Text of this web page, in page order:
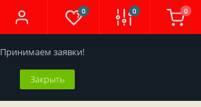
Принимаем заявки!
Закрыть
0 0 0